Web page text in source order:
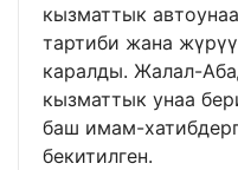
кызматтык
тартиби жана
каралды. Жалал-
кызматтык унаа
баш имам-
бекитилген.